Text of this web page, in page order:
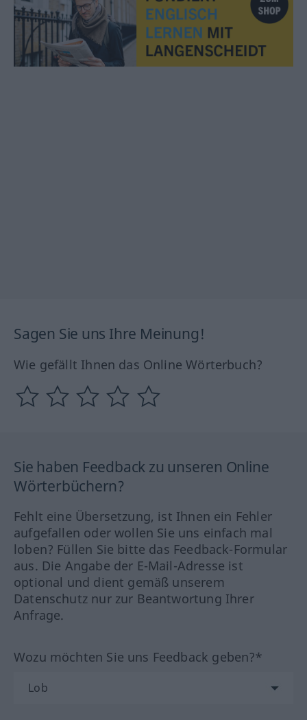
Sagen Sie uns Ihre Meinung!
Wie gefällt Ihnen das Online Wörterbuch?
Sie haben Feedback zu unseren Online
Wörterbüchern?
Fehlt eine Übersetzung, ist Ihnen ein Fehler
aufgefallen oder wollen Sie uns einfach mal
loben? Füllen Sie bitte das Feedback-Formular
aus. Die Angabe der E-Mail-Adresse ist
optional und dient gemäß unserem
Datenschutz nur zur Beantwortung Ihrer
Anfrage.
Wozu möchten Sie uns Feedback geben?*